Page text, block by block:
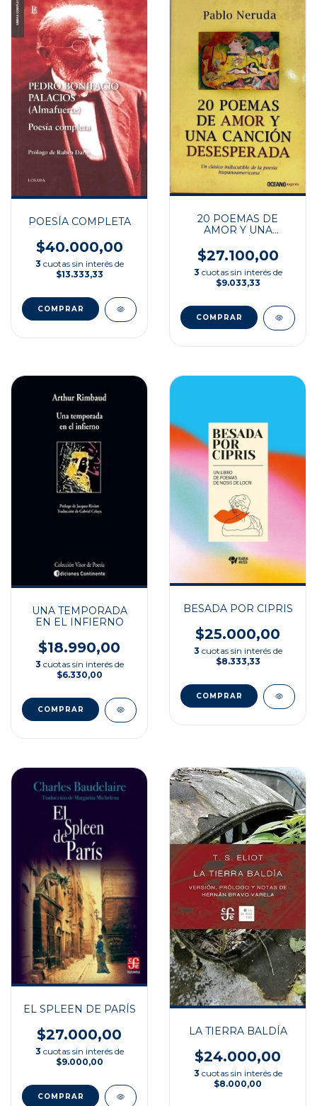
POESÍA COMPLETA
$40.000,00
3 cuotas sin interés de
$13.333,33
20 POEMAS DE
AMOR Y UNA
DESESPERADA
$27.100,00
3 cuotas sin interés de
$9.033,33
UNA TEMPORADA
EN EL INFIERNO
$18.990,00
3 cuotas sin interés de
$6.330,00
BESADA POR CIPRIS
$25.000,00
3 cuotas sin interés de
$8.333,33
EL SPLEEN DE PARÍS
$27.000,00
3 cuotas sin interés de
$9.000,00
LA TIERRA BALDÍA
$24.000,00
3 cuotas sin interés de
$8.000,00